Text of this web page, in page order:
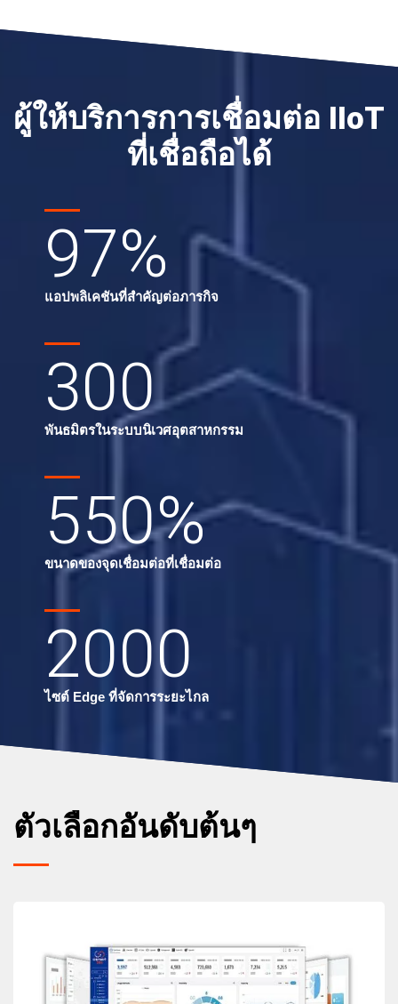
ผู้ให้บริการการเชื่อมต่อ IIoT
ที่เชื่อถือได้
97%
แอปพลิเคชันที่สำคัญต่อภารกิจ
300
พันธมิตรในระบบนิเวศอุตสาหกรรม
550%
ขนาดของจุดเชื่อมต่อที่เชื่อมต่อ
2000
ไซต์ Edge ที่จัดการระยะไกล
ตัวเลือกอันดับต้นๆ